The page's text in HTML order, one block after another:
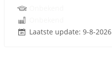
Laatste update: 9-8-2026